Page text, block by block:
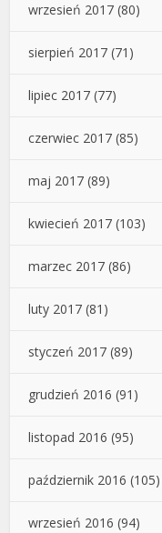
wrzesień 2017 (80)
sierpień 2017 (71)
lipiec 2017 (77)
czerwiec 2017 (85)
maj 2017 (89)
kwiecień 2017 (103)
marzec 2017 (86)
luty 2017 (81)
styczeń 2017 (89)
grudzień 2016 (91)
listopad 2016 (95)
październik 2016 (105)
wrzesień 2016 (94)